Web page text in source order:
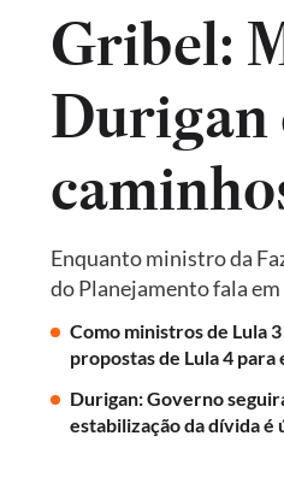
Gribel:
Durigan
Enquanto ministro da
do Planejamento fala
Como ministros de Lula
propostas de Lula 4
Durigan: Governo
estabilização da dívida é